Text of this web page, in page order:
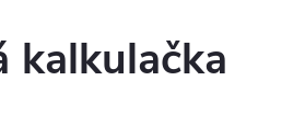
kalkulačka